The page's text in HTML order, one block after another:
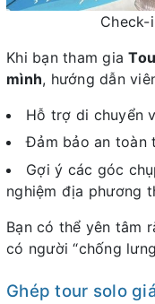
Khi bạn tham gia
mình, hướng dẫn
Hỗ trợ di chuyển
Đảm bảo an toàn
Gợi ý các góc
nghiệm địa phương
Bạn có thể yên tâm
có người “chống
Ghép tour solo